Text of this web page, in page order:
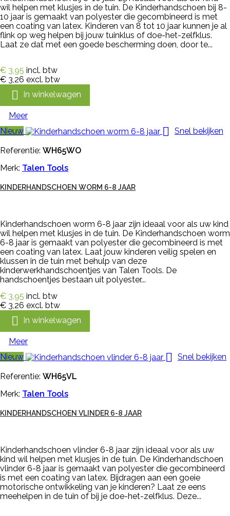
wil helpen met klusjes in de tuin. De Kinderhandschoen bij 8-
10 jaar is gemaakt van polyester die gecombineerd is met
een coating van latex. Kinderen van 8 tot 10 jaar kunnen je al
flink op weg helpen bij jouw tuinklus of doe-het-zelfklus.
Laat ze dat met een goede bescherming doen, door te...
€ 3,95 incl. btw
€ 3,26 excl. btw
 In winkelwagen
Meer
Nieuw
 Snel bekijken
Referentie: WH65WO
Merk: Talen Tools
KINDERHANDSCHOEN WORM 6-8 JAAR
Kinderhandschoen worm 6-8 jaar zijn ideaal voor als uw kind
wil helpen met klusjes in de tuin. De Kinderhandschoen worm
6-8 jaar is gemaakt van polyester die gecombineerd is met
een coating van latex. Laat jouw kinderen veilig spelen en
klussen in de tuin met behulp van deze
kinderwerkhandschoentjes van Talen Tools. De
handschoentjes bestaan uit polyester...
€ 3,95 incl. btw
€ 3,26 excl. btw
 In winkelwagen
Meer
Nieuw
 Snel bekijken
Referentie: WH65VL
Merk: Talen Tools
KINDERHANDSCHOEN VLINDER 6-8 JAAR
Kinderhandschoen vlinder 6-8 jaar zijn ideaal voor als uw
kind wil helpen met klusjes in de tuin. De Kinderhandschoen
vlinder 6-8 jaar is gemaakt van polyester die gecombineerd
is met een coating van latex. Bijdragen aan een goeie
motorische ontwikkeling van je kinderen? Laat ze eens
meehelpen in de tuin of bij je doe-het-zelfklus. Deze...